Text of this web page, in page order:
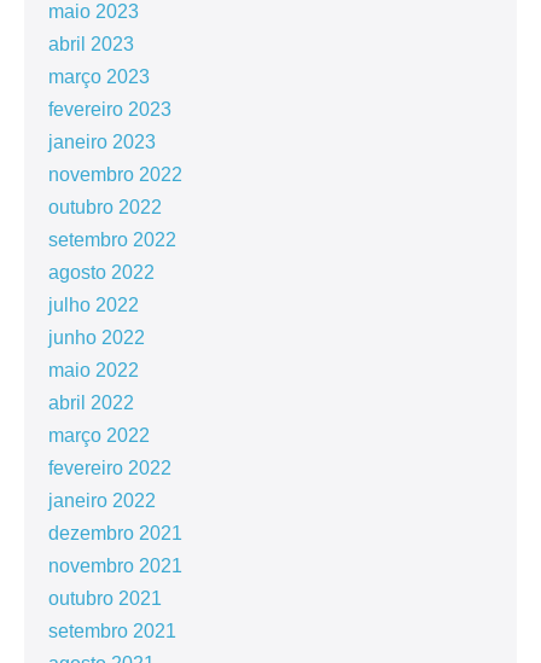
maio 2023
abril 2023
março 2023
fevereiro 2023
janeiro 2023
novembro 2022
outubro 2022
setembro 2022
agosto 2022
julho 2022
junho 2022
maio 2022
abril 2022
março 2022
fevereiro 2022
janeiro 2022
dezembro 2021
novembro 2021
outubro 2021
setembro 2021